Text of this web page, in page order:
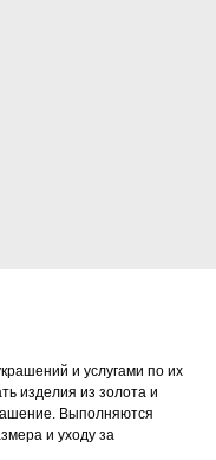
и услугами по их
изделия из золота и
Выполняются
и уходу за